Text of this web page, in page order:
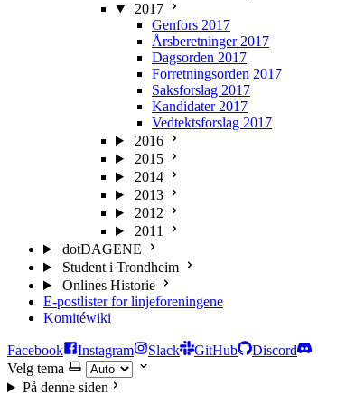
2017
Genfors 2017
Årsberetninger 2017
Dagsorden 2017
Forretningsorden 2017
Saksforslag 2017
Kandidater 2017
Vedtektsforslag 2017
2016
2015
2014
2013
2012
2011
dotDAGENE
Student i Trondheim
Onlines Historie
E-postlister for linjeforeningene
Komitéwiki
Facebook Instagram Slack GitHub
Discord
Velg tema
På denne siden